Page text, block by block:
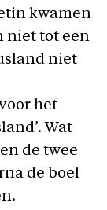
kwamen
niet tot een
niet
het
Wat
de twee
de boel